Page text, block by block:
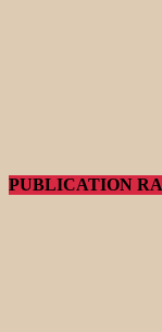
PUBLICATION